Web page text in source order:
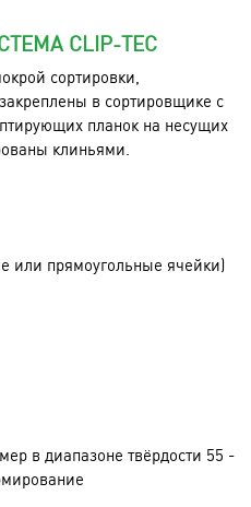
CLIP-TEC
сортировки,
в сортировщике с
планок на несущих
клиньями.
или прямоугольные ячейки)
в диапазоне твёрдости 55 -